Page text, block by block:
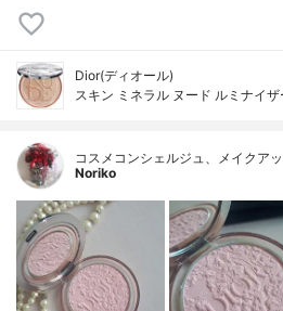
Dior(ディオール)
スキン ミネラル ヌード ルミナイ
コスメコンシェルジュ、メイクア
Noriko